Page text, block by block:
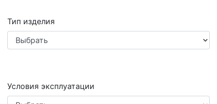
Тип изделия
Условия эксплуатации